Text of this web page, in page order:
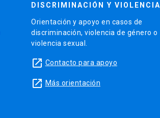
DISCRIMINACIÓN Y VIOLENCIA
Orientación y apoyo en casos de
discriminación, violencia de género o
violencia sexual.
launch Contacto para apoyo
launch Más orientación